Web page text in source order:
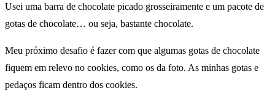
Usei uma barra de chocolate picado grosseiramente e um pacote de
gotas de chocolate… ou seja, bastante chocolate.
Meu próximo desafio é fazer com que algumas gotas de chocolate
fiquem em relevo no cookies, como os da foto. As minhas gotas e
pedaços ficam dentro dos cookies.